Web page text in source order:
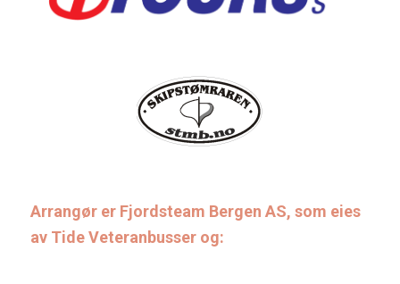
Arrangør er Fjordsteam Bergen AS, som eies
av Tide Veteranbusser og: